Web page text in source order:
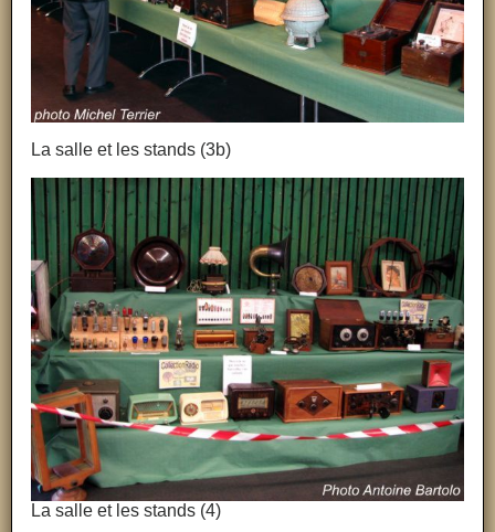
La salle et les stands (3b)
La salle et les stands (4)